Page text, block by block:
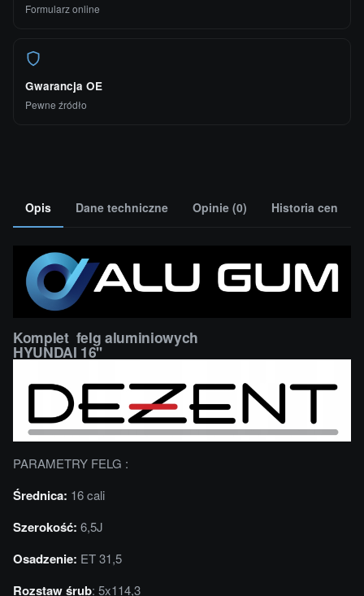
Formularz online
Gwarancja OE
Pewne źródło
Opis Dane techniczne Opinie (0) Historia cen
Komplet felg aluminiowych
HYUNDAI 16''
PARAMETRY FELG :
Średnica: 16 cali
Szerokość: 6,5J
Osadzenie: ET 31,5
Rozstaw śrub: 5x114,3